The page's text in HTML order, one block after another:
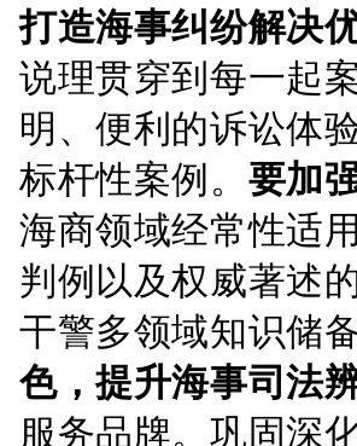
会议强调，
作。坚持党的
坚定不移走中
待问题，积极
实“从政治上看
海洋强省建设
个着力点”履职